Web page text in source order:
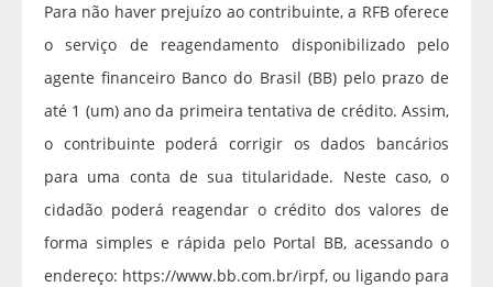
Para não haver prejuízo ao contribuinte, a RFB oferece
o serviço de reagendamento disponibilizado pelo
agente financeiro Banco do Brasil (BB) pelo prazo de
até 1 (um) ano da primeira tentativa de crédito. Assim,
o contribuinte poderá corrigir os dados bancários
para uma conta de sua titularidade. Neste caso, o
cidadão poderá reagendar o crédito dos valores de
forma simples e rápida pelo Portal BB, acessando o
endereço: https://www.bb.com.br/irpf, ou ligando para